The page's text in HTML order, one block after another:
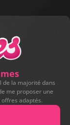
de la majorité dans
me proposer une
adaptés.